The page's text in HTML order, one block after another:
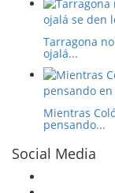
Tarragona
ojalá...
Mientras
pensando...
Social Media